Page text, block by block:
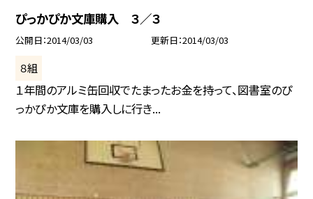
ぴっかぴか文庫購入 ３／３
公開日 2014/03/03 更新日 2014/03/03
８組
１年間のアルミ缶回収でたまったお金を持って、図書室のぴ
っかぴか文庫を購入しに行き...